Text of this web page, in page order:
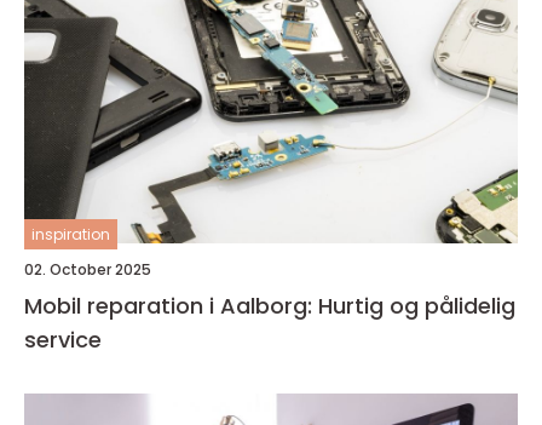
inspiration
02. October 2025
Mobil reparation i Aalborg: Hurtig og pålidelig
service